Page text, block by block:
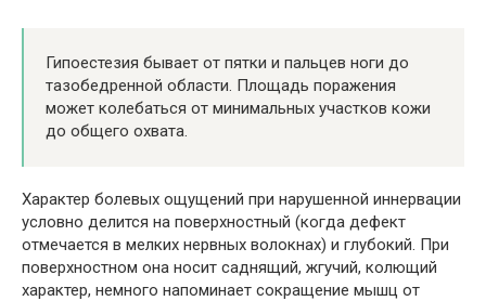
Гипоестезия бывает от пятки и пальцев ноги до
тазобедренной области. Площадь поражения
может колебаться от минимальных участков кожи
до общего охвата.
Характер болевых ощущений при нарушенной иннервации
условно делится на поверхностный (когда дефект
отмечается в мелких нервных волокнах) и глубокий. При
поверхностном она носит саднящий, жгучий, колющий
характер, немного напоминает сокращение мышц от